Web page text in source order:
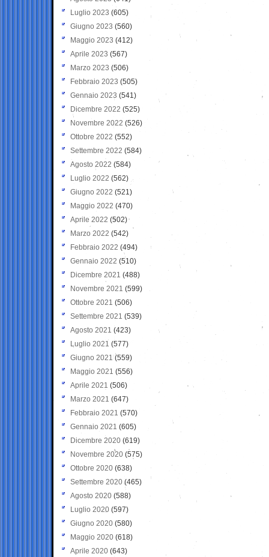
Luglio 2023 (605)
Giugno 2023 (560)
Maggio 2023 (412)
Aprile 2023 (567)
Marzo 2023 (506)
Febbraio 2023 (505)
Gennaio 2023 (541)
Dicembre 2022 (525)
Novembre 2022 (526)
Ottobre 2022 (552)
Settembre 2022 (584)
Agosto 2022 (584)
Luglio 2022 (562)
Giugno 2022 (521)
Maggio 2022 (470)
Aprile 2022 (502)
Marzo 2022 (542)
Febbraio 2022 (494)
Gennaio 2022 (510)
Dicembre 2021 (488)
Novembre 2021 (599)
Ottobre 2021 (506)
Settembre 2021 (539)
Agosto 2021 (423)
Luglio 2021 (577)
Giugno 2021(559)
Maggio 2021 (556)
Aprile 2021 (506)
Marzo 2021 (647)
Febbraio 2021 (570)
Gennaio 2021 (605)
Dicembre 2020 (619)
Novembre 2020 (575)
Ottobre 2020 (638)
Settembre 2020(465)
Agosto 2020 (588)
Luglio 2020 (597)
Giugno 2020 (580)
Maggio 2020 (618)
Aprile 2020 (643)